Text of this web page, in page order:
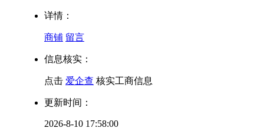
详情：
商铺 留言
信息核实：
点击 爱企查 核实工商信息
更新时间：
2026-8-10 17:58:00